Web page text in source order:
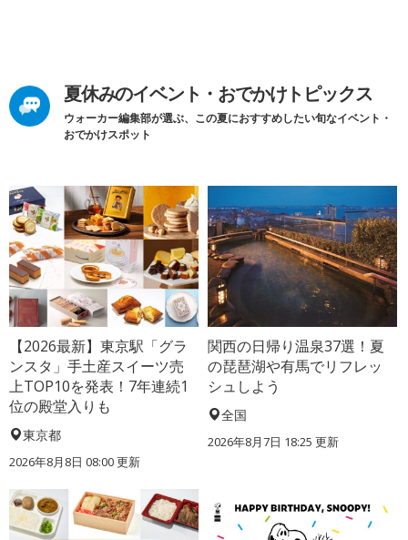
夏休みのイベント・おでかけトピックス
ウォーカー編集部が選ぶ、この夏におすすめしたい旬なイベント・
おでかけスポット
【2026最新】東京駅「グラ
ンスタ」手土産スイーツ売
上TOP10を発表！7年連続1
位の殿堂入りも
東京都
2026年8月8日 08:00更新
関西の日帰り温泉37選！夏
の琵琶湖や有馬でリフレッ
シュしよう
全国
2026年8月7日 18:25 更新